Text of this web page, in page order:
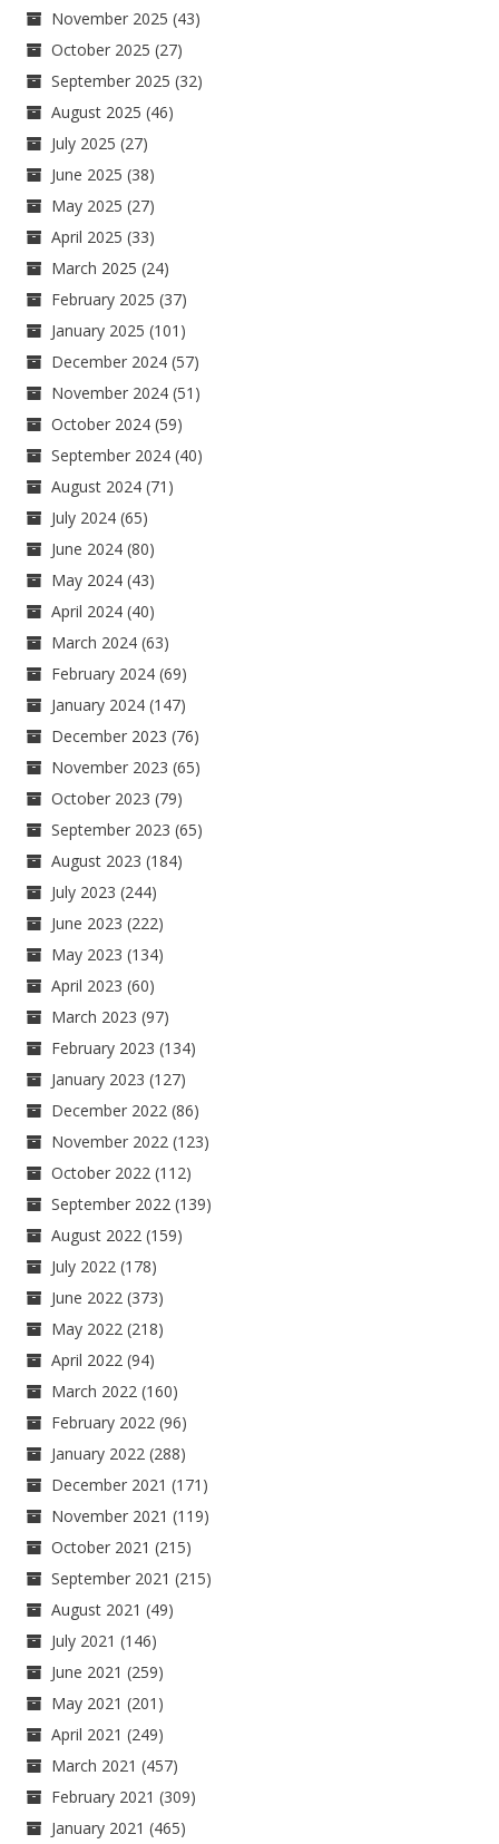
November 2025 (43)
October 2025 (27)
September 2025 (32)
August 2025 (46)
July 2025 (27)
June 2025 (38)
May 2025 (27)
April 2025 (33)
March 2025 (24)
February 2025 (37)
January 2025 (101)
December 2024 (57)
November 2024 (51)
October 2024 (59)
September 2024 (40)
August 2024 (71)
July 2024 (65)
June 2024 (80)
May 2024 (43)
April 2024 (40)
March 2024 (63)
February 2024 (69)
January 2024 (147)
December 2023 (76)
November 2023 (65)
October 2023 (79)
September 2023 (65)
August 2023 (184)
July 2023 (244)
June 2023 (222)
May 2023 (134)
April 2023 (60)
March 2023 (97)
February 2023 (134)
January 2023 (127)
December 2022 (86)
November 2022 (123)
October 2022 (112)
September 2022 (139)
August 2022 (159)
July 2022 (178)
June 2022 (373)
May 2022 (218)
April 2022 (94)
March 2022 (160)
February 2022 (96)
January 2022 (288)
December 2021 (171)
November 2021 (119)
October 2021 (215)
September 2021 (215)
August 2021 (49)
July 2021 (146)
June 2021 (259)
May 2021 (201)
April 2021 (249)
March 2021 (457)
February 2021 (309)
January 2021 (465)